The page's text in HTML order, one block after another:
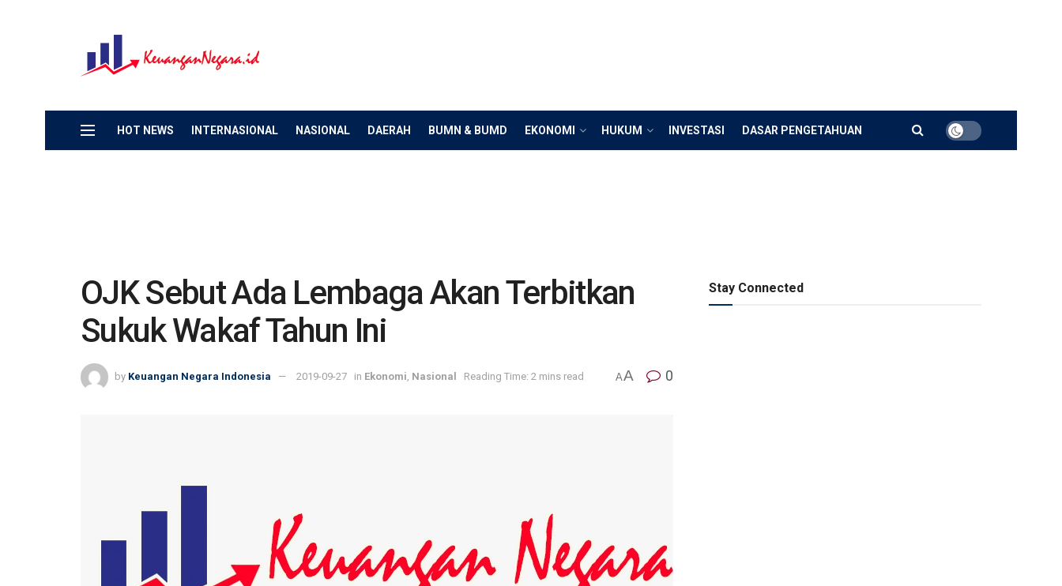
HOT NEWS INTERNASIONAL NASIONAL DAERAH BUMN & BUMD EKONOMI HUKUM INVESTASI DASAR PENGETAHUAN
OJK Sebut Ada Lembaga Akan Terbitkan
Sukuk Wakaf Tahun Ini
by Keuangan Negara Indonesia 2019-09-27 in Ekonomi Nasional Reading Time: 2 mins read AA 0
Stay Connected